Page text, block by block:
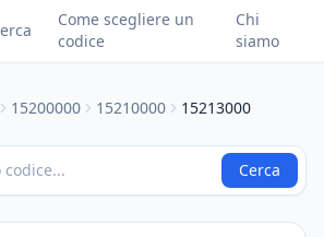
Come scegliere un
codice
Chi
siamo
15200000 15210000 15213000
Cerca